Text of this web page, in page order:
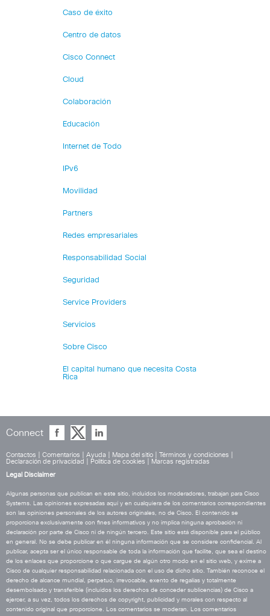
Caso de éxito
Centro de datos
Cisco Connect
Cloud
Colaboración
Educación
Internet de Todo
IPv6
Movilidad
Partners
Redes empresariales
Responsabilidad Social
Seguridad
Service Providers
Servicios
Sobre Cisco
El capital humano que necesita Costa
Rica
Connect
Contactos Comentarios Ayuda Mapa del sitio Términos y condiciones
Declaración de privacidad
Política de cookies
Marcas registradas
Legal Disclaimer
Algunas personas que publican en este sitio, incluidos los moderadores, trabajan para Cisco
Systems. Las opiniones expresadas aquí y en cualquiera de los comentarios correspondientes
son las opiniones personales de los autores originales, no de Cisco. El contenido se
proporciona exclusivamente con fines informativos y no implica ninguna aprobación ni
declaración por parte de Cisco ni de ningún tercero. Este sitio está disponible para el público
en general. No se debe publicar en él ninguna información que se considere confidencial. Al
publicar, acepta ser el único responsable de toda la información que facilite, que sea el destino
de los enlaces que proporcione o que cargue de algún otro modo en el sitio web, y exime a
Cisco de cualquier responsabilidad relacionada con el uso de dicho sitio. También reconoce el
derecho de alcance mundial, perpetuo, irrevocable, exento de regalías y totalmente
desembolsado y transferible (incluidos los derechos de conceder sublicencias) de Cisco a
ejercer, a su vez, todos los derechos de copyright, publicidad y morales con respecto al
contenido original que proporcione. Los comentarios se moderan. Los comentarios